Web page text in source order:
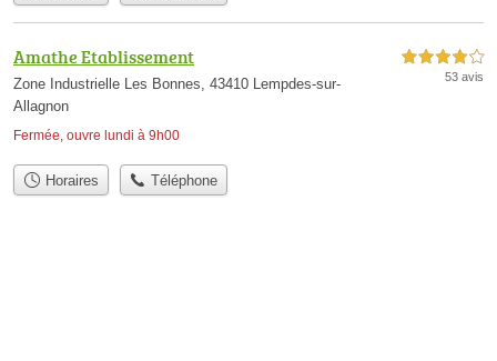
Amathe Etablissement
Zone Industrielle Les Bonnes, 43410 Lempdes-sur-
Allagnon
Fermée, ouvre lundi à 9h00
4,0 étoiles sur 5
53 avis
Horaires Téléphone